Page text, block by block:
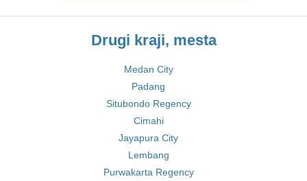
Drugi kraji, mesta
Medan City
Padang
Situbondo Regency
Cimahi
Jayapura City
Lembang
Purwakarta Regency